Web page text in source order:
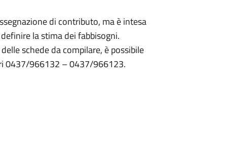
di contributo, ma è intesa
la stima dei fabbisogni.
schede da compilare, è possibile
0437/966132 – 0437/966123.